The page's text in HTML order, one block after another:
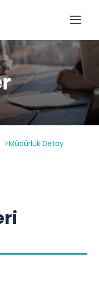
>Müdürlük Detay